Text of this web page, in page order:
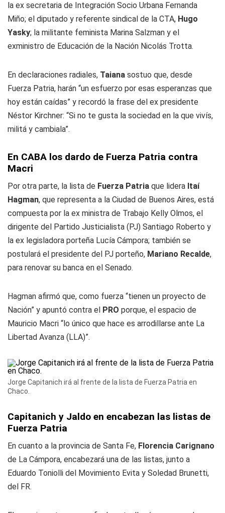
la ex secretaria de Integración Socio Urbana Fernanda
Miño; el diputado y referente sindical de la CTA, Hugo
Yasky; la militante feminista Marina Salzman y el
exministro de Educación de la Nación Nicolás Trotta.
En declaraciones radiales, Taiana sostuo que, desde
Fuerza Patria, harán “un esfuerzo por esas esperanzas que
hoy están caídas” y recordó la frase del ex presidente
Néstor Kirchner: “Si no te gusta la sociedad en la que vivís,
militá y cambiala”.
En CABA los dardo de Fuerza Patria contra
Macri
Por otra parte, la lista de Fuerza Patria que lidera Itaí
Hagman, que representa a la Ciudad de Buenos Aires, está
compuesta por la ex ministra de Trabajo Kelly Olmos, el
dirigente del Partido Justicialista (PJ) Santiago Roberto y
la ex legisladora porteña Lucía Cámpora; también se
postulará el presidente del PJ porteño, Mariano Recalde,
para renovar su banca en el Senado.
Hagman afirmó que, como fuerza “tienen un proyecto de
Nación” y apuntó contra el PRO porque, el espacio de
Mauricio Macri “lo único que hace es arrodillarse ante La
Libertad Avanza (LLA)”.
Jorge Capitanich irá al frente de la lista de Fuerza Patria en
Chaco.
Capitanich y Jaldo en encabezan las listas de
Fuerza Patria
En cuanto a la provincia de Santa Fe, Florencia Carignano
de La Cámpora, encabezará una de las listas, junto a
Eduardo Toniolli del Movimiento Evita y Soledad Brunetti,
del FR.